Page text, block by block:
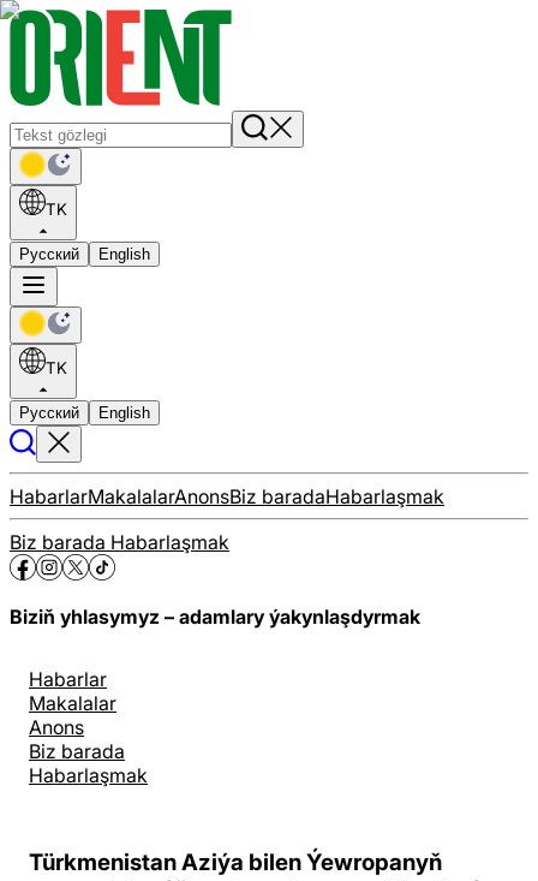
TK
Русский English
TK
Русский English
HabarlarMakalalarAnonsBiz baradaHabarlaşmak
Biz barada Habarlaşmak
Biziň yhlasymyz – adamlary ýakynlaşdyrmak
Habarlar
Makalalar
Anons
Biz barada
Habarlaşmak
Türkmenistan Aziýa bilen Ýewropanyň